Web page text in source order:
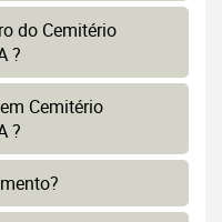
do Cemitério
?
Cemitério
?